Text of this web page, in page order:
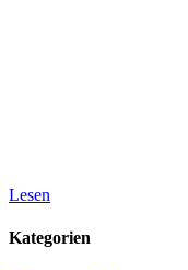
Lesen
Kategorien